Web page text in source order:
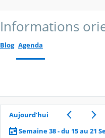
Informations
Blog Agenda
Aujourd’hui
Semaine 38 - du 15 au 21